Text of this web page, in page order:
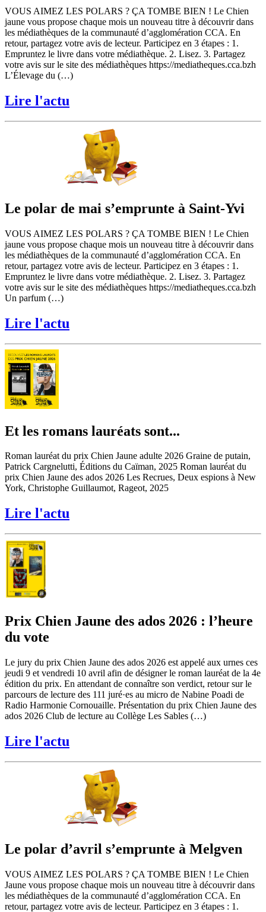
VOUS AIMEZ LES POLARS ? ÇA TOMBE BIEN ! Le Chien
jaune vous propose chaque mois un nouveau titre à découvrir dans
les médiathèques de la communauté d’agglomération CCA. En
retour, partagez votre avis de lecteur. Participez en 3 étapes : 1.
Empruntez le livre dans votre médiathèque. 2. Lisez. 3. Partagez
votre avis sur le site des médiathèques https://mediatheques.cca.bzh
L’Élevage du (…)
Lire l'actu
Le polar de mai s’emprunte à Saint-Yvi
VOUS AIMEZ LES POLARS ? ÇA TOMBE BIEN ! Le Chien
jaune vous propose chaque mois un nouveau titre à découvrir dans
les médiathèques de la communauté d’agglomération CCA. En
retour, partagez votre avis de lecteur. Participez en 3 étapes : 1.
Empruntez le livre dans votre médiathèque. 2. Lisez. 3. Partagez
votre avis sur le site des médiathèques https://mediatheques.cca.bzh
Un parfum (…)
Lire l'actu
Et les romans lauréats sont...
Roman lauréat du prix Chien Jaune adulte 2026 Graine de putain,
Patrick Cargnelutti, Éditions du Caïman, 2025 Roman lauréat du
prix Chien Jaune des ados 2026 Les Recrues, Deux espions à New
York, Christophe Guillaumot, Rageot, 2025
Lire l'actu
Prix Chien Jaune des ados 2026 : l’heure
du vote
Le jury du prix Chien Jaune des ados 2026 est appelé aux urnes ces
jeudi 9 et vendredi 10 avril afin de désigner le roman lauréat de la 4e
édition du prix. En attendant de connaître son verdict, retour sur le
parcours de lecture des 111 juré·es au micro de Nabine Poadi de
Radio Harmonie Cornouaille. Présentation du prix Chien Jaune des
ados 2026 Club de lecture au Collège Les Sables (…)
Lire l'actu
Le polar d’avril s’emprunte à Melgven
VOUS AIMEZ LES POLARS ? ÇA TOMBE BIEN ! Le Chien
Jaune vous propose chaque mois un nouveau titre à découvrir dans
les médiathèques de la communauté d’agglomération CCA. En
retour, partagez votre avis de lecteur. Participez en 3 étapes : 1.